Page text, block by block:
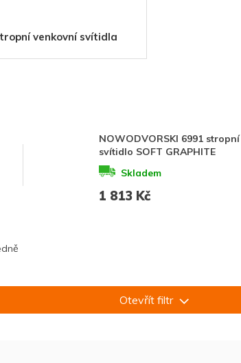
venkovní svítidla
NOWODVORSKI 6991 stropní
svítidlo SOFT GRAPHITE
Skladem
1 813 Kč
Otevřít filtr